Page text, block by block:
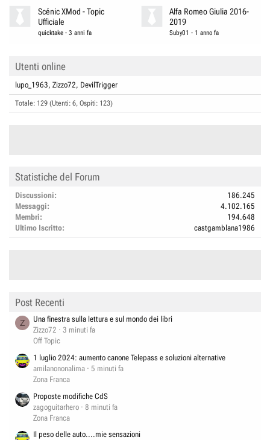
Scénic XMod - Topic
Ufficiale
quicktake -3 anni fa
Alfa Romeo Giulia 2016-
2019
Suby01 - 1 anno fa
Utenti online
lupo_1963 Zizzo72 DevilTrigger
Totale: 129 (Utenti: 6, Ospiti: 123)
Statistiche del Forum
Discussioni
186.245
Messaggi
4.102.165
Membri
194.648
Ultimo Iscritto
castgamblana1986
Post Recenti
Z
Una finestra sulla lettura e sul mondo dei libri
Zizzo72
3 minuti fa
Off Topic
1 luglio 2024: aumento canone Telepass e soluzioni alternative
amilanononalima
5 minuti fa
Zona Franca
Proposte modifiche CdS
zagoguitarhero
8 minuti fa
Zona Franca
Il peso delle auto....mie sensazioni